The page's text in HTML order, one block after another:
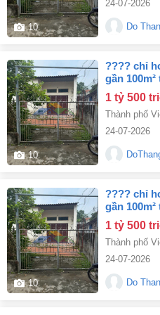
10
24-07-2026
Do
10
???? chỉ
gần
việt trì!
1 tỷ 500
Thành phố
24-07-2026
10
???? chỉ
gần
việt trì!
1 tỷ 500
Thành phố
24-07-2026
Do